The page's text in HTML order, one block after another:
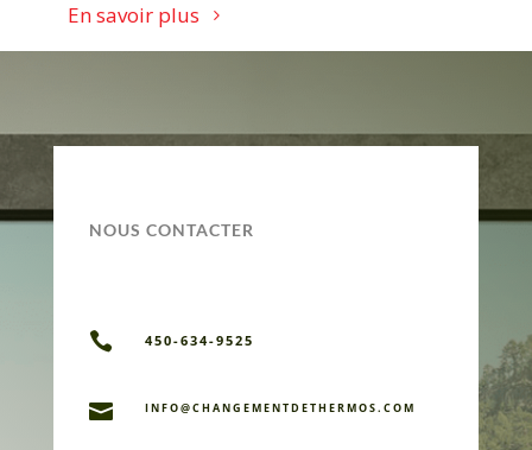
En savoir plus
NOUS CONTACTER
 450-634-9525
 INFO@CHANGEMENTDETHERMOS.COM